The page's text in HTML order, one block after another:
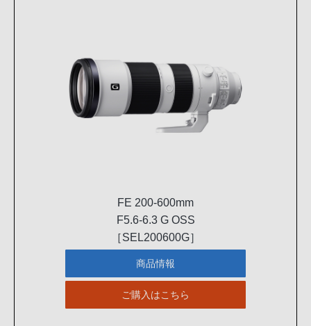
FE 200-600mm
F5.6-6.3 G OSS
［SEL200600G］
商品情報
ご購入はこちら